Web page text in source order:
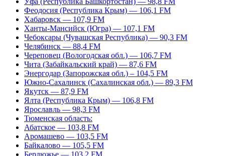
Феодосия (Республика Крым) — 106,1 FM
Хабаровск — 107,9 FM
Ханты-Мансийск (Югра) — 107,1 FM
Чебоксары (Чувашская Республика) — 90,3 FM
Челябинск — 88,4 FM
Череповец (Вологодская обл.) — 106,7 FM
Чита (Забайкальский край) — 87,6 FM
Энергодар (Запорожская обл.) – 104,5 FM
Южно-Сахалинск (Сахалинская обл.) — 89,3 FM
Якутск — 87,9 FM
Ялта (Республика Крым) — 106,8 FM
Ярославль — 98,3 FM
Тюменская область:
Абатское — 103,8 FM
Аромашево — 103,5 FM
Байкалово — 105,5 FM
Бердюжье — 103,2 FM